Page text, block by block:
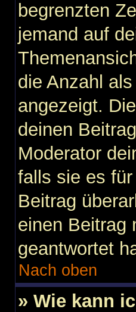
begrenzten
jemand auf
die Anzahl
angezeigt.
deinen
Moderator
falls sie es
Beitrag
einen Beitrag
geantwortet
Nach oben
» Wie kann